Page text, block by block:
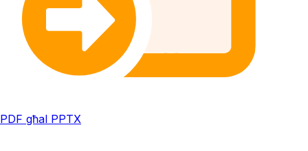
PDF għal PPTX